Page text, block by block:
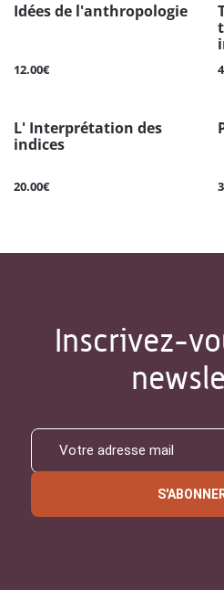
Idées de l'anthropologie
12.00€
L' Interprétation des
indices
20.00€
Inscrivez-